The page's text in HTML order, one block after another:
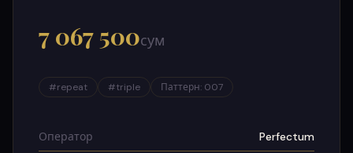
7 067 500сум
#repeat #triple Паттерн: 007
Оператор Perfectum